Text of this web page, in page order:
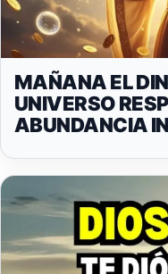
MAÑANA EL
UNIVERSO
ABUNDANCIA